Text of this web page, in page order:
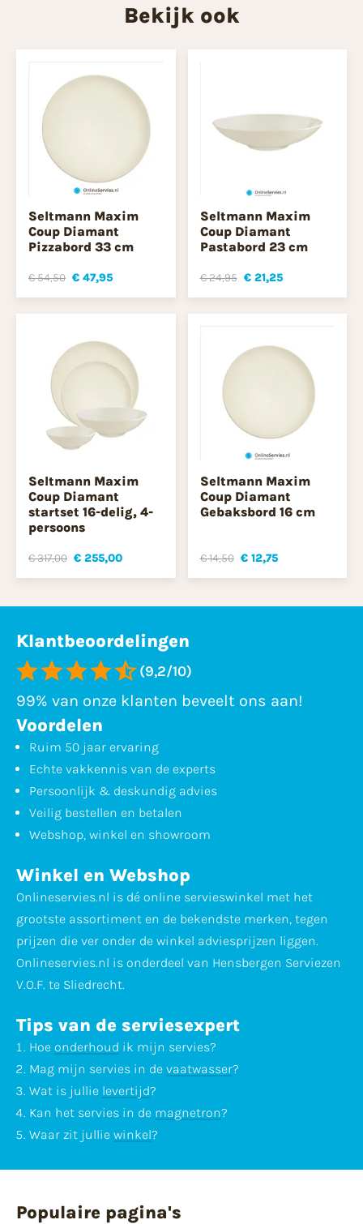
Bekijk ook
Seltmann Maxim
Coup Diamant
Pizzabord 33 cm
€ 54,50 € 47,95
Seltmann Maxim
Coup Diamant
Pastabord 23 cm
€ 24,95 € 21,25
Seltmann Maxim
Coup Diamant
startset 16-delig, 4-
persoons
€ 317,00 € 255,00
Seltmann Maxim
Coup Diamant
Gebaksbord 16 cm
€ 14,50 € 12,75
Klantbeoordelingen
(9,2/10)
99% van onze klanten beveelt ons aan!
Voordelen
Ruim 50 jaar ervaring
Echte vakkennis van de experts
Persoonlijk & deskundig advies
Veilig bestellen en betalen
Webshop, winkel en showroom
Winkel en Webshop
Onlineservies.nl is dé online servieswinkel met het
grootste assortiment en de bekendste merken, tegen
prijzen die ver onder de winkel adviesprijzen liggen.
Onlineservies.nl is onderdeel van Hensbergen Serviezen
V.O.F. te Sliedrecht.
Tips van de serviesexpert
Hoe onderhoud ik mijn servies?
Mag mijn servies in de vaatwasser?
Wat is jullie levertijd?
Kan het servies in de magnetron?
Waar zit jullie winkel?
Populaire pagina's